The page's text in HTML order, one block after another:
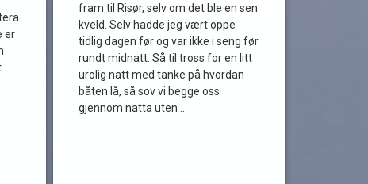
er
fram til Risør, selv om det ble en sen
kveld. Selv hadde jeg vært oppe
tidlig dagen før og var ikke i seng før
rundt midnatt. Så til tross for en litt
urolig natt med tanke på hvordan
båten lå, så sov vi begge oss
gjennom natta uten …